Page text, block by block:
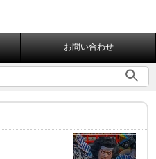
お問い合わせ